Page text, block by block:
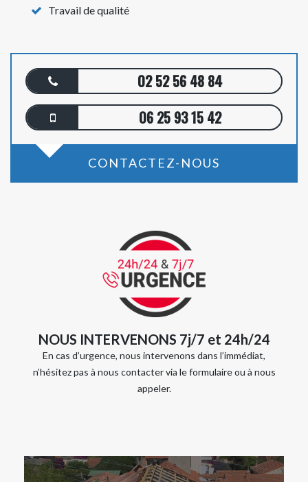
Travail de qualité
02 52 56 48 84
06 25 93 15 42
CONTACTEZ-NOUS
NOUS INTERVENONS 7j/7 et 24h/24
En cas d’urgence, nous intervenons dans l’immédiat,
n’hésitez pas à nous contacter via le formulaire ou à nous
appeler.